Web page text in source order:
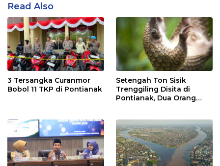
Read Also
3 Tersangka Curanmor
Bobol 11 TKP di Pontianak
Setengah Ton Sisik
Trenggiling Disita di
Pontianak, Dua Orang